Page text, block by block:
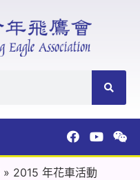
» 2015 年花車活動